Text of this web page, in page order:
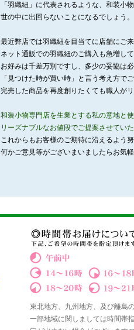
「羽織紐」に代表されるような、和装小
世の中に出回らないことになるでしょう。
最近弊店では羽織紐を目当てに店舗にご
ネット通販での羽織紐のご購入も急増し
お好みは千差万別ですし、多少の妥協は
「見つけた時が買い時」と言う考え方で
完売した商品を再度創りたくても職人が
和装小物専門店を生業とする私の意地と
リーズナブルなお値段でご提案させてい
これからもお客様のご期待に沿えるよう
何かご意見等がございまいましたらお気
東北地方、九州地方、及び離島
一部地域に関しましては時間帯